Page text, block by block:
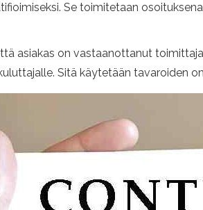
Se toimitetaan
asiakas on vastaanottanut
Sitä käytetään tavaroiden